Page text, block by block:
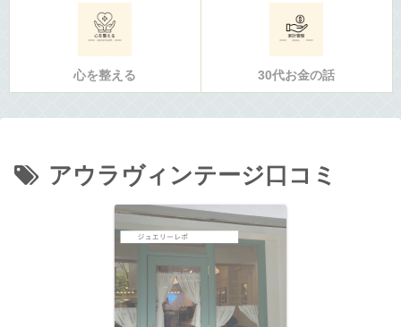
心を整える 30代お金の話
アウラヴィンテージ口コミ